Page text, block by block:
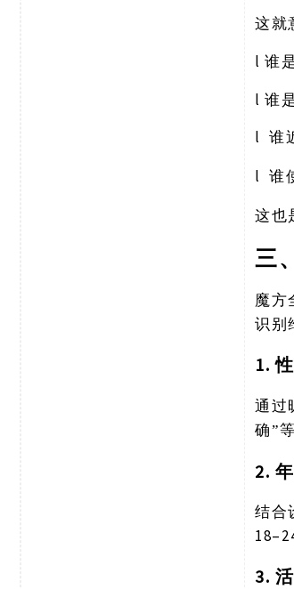
这就
l谁
l谁
l
谁
l
谁
这也
三
魔方
识别
1.
通过
确”
2.
结合
3.